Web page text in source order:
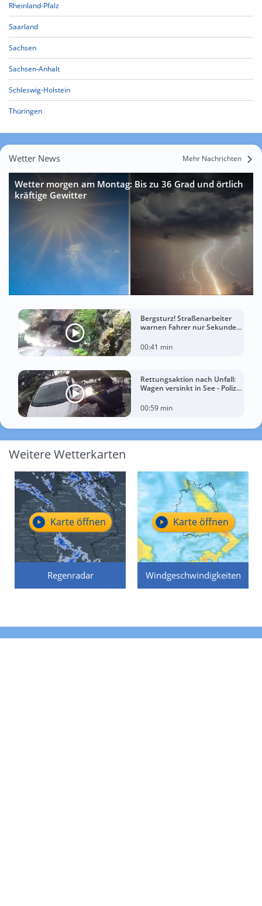
Rheinland-Pfalz
Saarland
Sachsen
Sachsen-Anhalt
Schleswig-Holstein
Thüringen
Wetter News Mehr Nachrichten
Wetter morgen am Montag: Bis zu 36 Grad und örtlich
kräftige Gewitter
Bergsturz! Straßenarbeiter
warnen Fahrer nur Sekunden
00:41 min
Rettungsaktion nach Unfall:
Wagen versinkt in See - Polizei
00:59 min
Weitere Wetterkarten
Regenradar
Karte öffnen
Windgeschwindigkeiten
Karte öffnen